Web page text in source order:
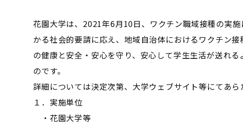
花園大学は、2021年6月10日、ワクチン職域接種の実
かる社会的要請に応え、地域自治体におけるワクチン
の健康と安全・安心を守り、安心して学生生活が送れ
のです。
詳細については決定次第、大学ウェブサイト等にてあら
１．実施単位
・花園大学等